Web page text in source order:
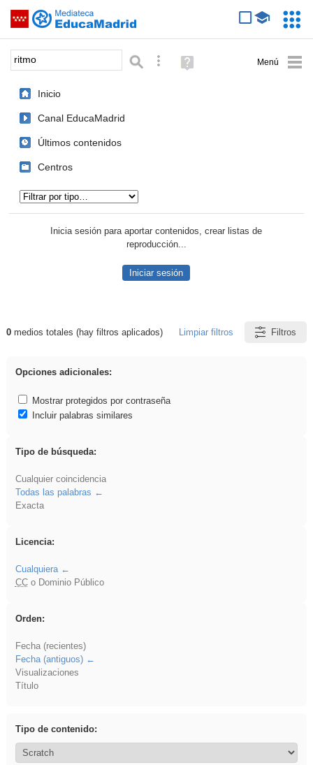
Saltar navegación
Palabra o frase: Búsqueda avanzada
Ayuda
(en
Inicio
Canal EducaMadrid
Últimos contenidos
Centros
Inicia sesión para aportar contenidos, crear listas de
reproducción...
Iniciar sesión
Resultados de: ritmo
0medios totales (hay filtros aplicados) Limpiar filtros Filtros
Opciones adicionales:
Mostrar protegidos por contraseña
Incluir palabras similares
Tipo de búsqueda:
Cualquier coincidencia
Todas las palabras
Exacta
Licencia:
Cualquiera
CCo Dominio Público
Orden:
Fecha (recientes)
Fecha (antiguos)
Visualizaciones
Título
Tipo de contenido: